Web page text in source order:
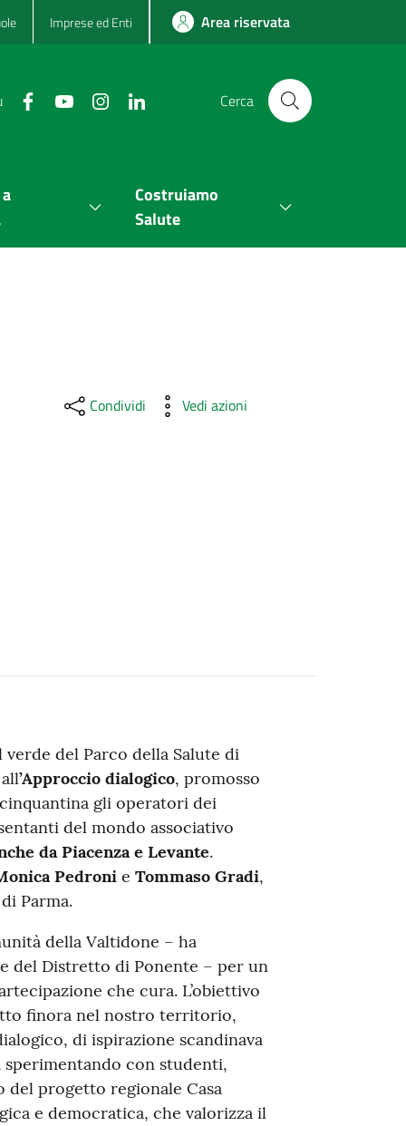
Imprese ed Enti Area riservata
Cerca
Costruiamo
Salute
Condividi Vedi azioni
verde del Parco della Salute di
’Approccio dialogico, promosso
gli operatori dei
del mondo associativo
da Piacenza e Levante.
Pedronie Tommaso Gradi,
Parma.
della Valtidone – ha
del Distretto di Ponente – per un
che cura. L’obiettivo
finora nel nostro territorio,
di ispirazione scandinava
sperimentando con studenti,
del progetto regionale Casa
e democratica, che valorizza il